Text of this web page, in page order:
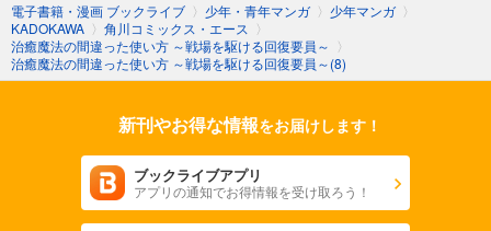
電子書籍・漫画 ブックライブ 〉 少年・青年マンガ 〉 少年マンガ 〉
KADOKAWA 〉 角川コミックス・エース 〉
治癒魔法の間違った使い方 ～戦場を駆ける回復要員～ 〉
治癒魔法の間違った使い方 ～戦場を駆ける回復要員～(8)
新刊やお得な情報をお届けします！
ブックライブアプリ
アプリの通知でお得情報を受け取ろう！